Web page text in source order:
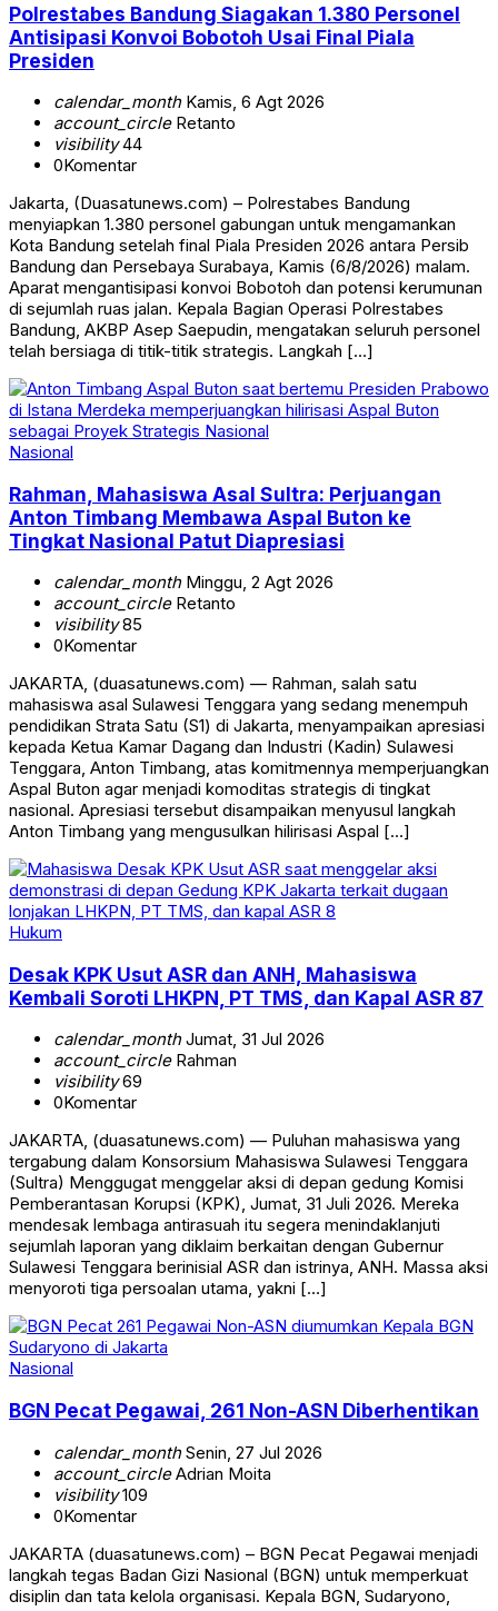
Polrestabes Bandung Siagakan 1.380 Personel
Antisipasi Konvoi Bobotoh Usai Final Piala
Presiden
calendar_monthKamis, 6 Agt 2026
account_circleRetanto
visibility44
0Komentar
Jakarta, (Duasatunews.com) – Polrestabes Bandung
menyiapkan 1.380 personel gabungan untuk mengamankan
Kota Bandung setelah final Piala Presiden 2026 antara Persib
Bandung dan Persebaya Surabaya, Kamis (6/8/2026) malam.
Aparat mengantisipasi konvoi Bobotoh dan potensi kerumunan
di sejumlah ruas jalan. Kepala Bagian Operasi Polrestabes
Bandung, AKBP Asep Saepudin, mengatakan seluruh personel
telah bersiaga di titik-titik strategis. Langkah […]
Nasional
Rahman, Mahasiswa Asal Sultra: Perjuangan
Anton Timbang Membawa Aspal Buton ke
Tingkat Nasional Patut Diapresiasi
calendar_monthMinggu, 2 Agt 2026
account_circleRetanto
visibility85
0Komentar
JAKARTA, (duasatunews.com) — Rahman, salah satu
mahasiswa asal Sulawesi Tenggara yang sedang menempuh
pendidikan Strata Satu (S1) di Jakarta, menyampaikan apresiasi
kepada Ketua Kamar Dagang dan Industri (Kadin) Sulawesi
Tenggara, Anton Timbang, atas komitmennya memperjuangkan
Aspal Buton agar menjadi komoditas strategis di tingkat
nasional. Apresiasi tersebut disampaikan menyusul langkah
Anton Timbang yang mengusulkan hilirisasi Aspal […]
Hukum
Desak KPK Usut ASR dan ANH, Mahasiswa
Kembali Soroti LHKPN, PT TMS, dan Kapal ASR 87
calendar_monthJumat, 31 Jul 2026
account_circleRahman
visibility69
0Komentar
JAKARTA, (duasatunews.com) — Puluhan mahasiswa yang
tergabung dalam Konsorsium Mahasiswa Sulawesi Tenggara
(Sultra) Menggugat menggelar aksi di depan gedung Komisi
Pemberantasan Korupsi (KPK), Jumat, 31 Juli 2026. Mereka
mendesak lembaga antirasuah itu segera menindaklanjuti
sejumlah laporan yang diklaim berkaitan dengan Gubernur
Sulawesi Tenggara berinisial ASR dan istrinya, ANH. Massa aksi
menyoroti tiga persoalan utama, yakni […]
Nasional
BGN Pecat Pegawai, 261 Non-ASN Diberhentikan
calendar_monthSenin, 27 Jul 2026
account_circleAdrian Moita
visibility109
0Komentar
JAKARTA (duasatunews.com) – BGN Pecat Pegawai menjadi
langkah tegas Badan Gizi Nasional (BGN) untuk memperkuat
disiplin dan tata kelola organisasi. Kepala BGN, Sudaryono,